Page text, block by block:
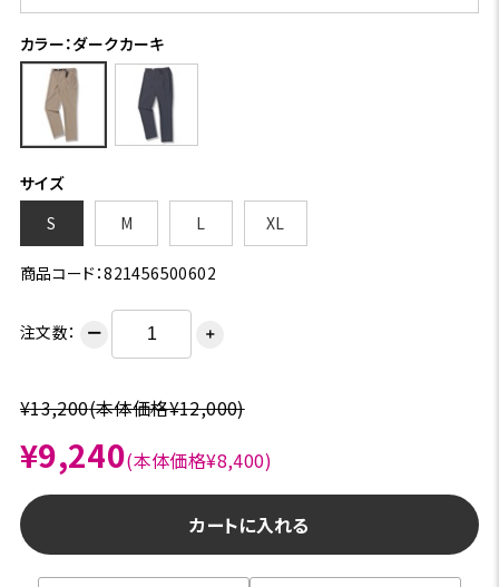
カラー：ダークカーキ
サイズ
S
M L XL
商品コード：821456500602
注文数： ー ＋
¥13,200(本体価格¥12,000)
¥9,240(本体価格¥8,400)
カートに入れる